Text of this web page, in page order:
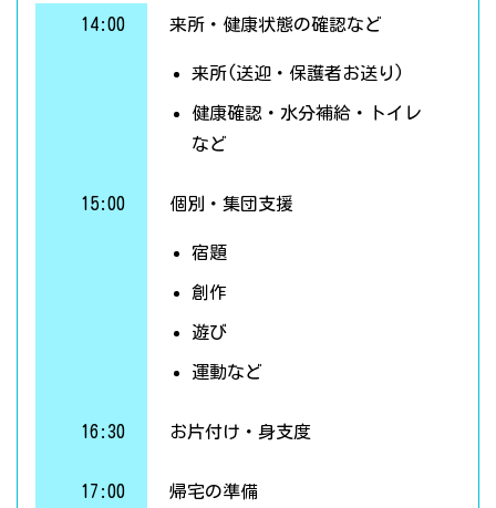
14:00 来所・健康状態の確認など
来所(送迎・保護者お送り)
健康確認・水分補給・トイレ
など
15:00 個別・集団支援
宿題
創作
遊び
運動など
16:30 お片付け・身支度
17:00 帰宅の準備